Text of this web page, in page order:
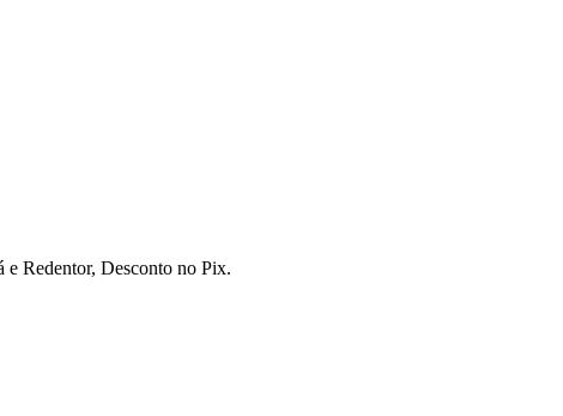
Redentor, Desconto no Pix.